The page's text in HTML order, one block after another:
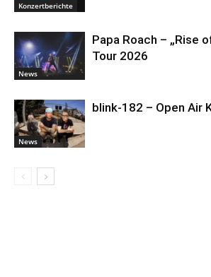
Konzertberichte
News
Papa Roach – „Rise
Tour 2026
News
blink-182 – Open Air